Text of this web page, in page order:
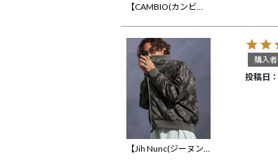
【CAMBIO(カンビオ)】Leaf Pattern Sheer Short Sleeve Shirts 半袖シャツ(PF-261-024)
【Jih Nunc(ジーヌンク)】フラワー総柄ラグランスリーブブルゾン(JIH-R1098)
購入者
投稿日